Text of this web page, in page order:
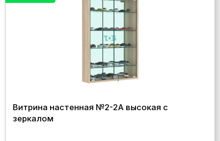
Витрина настенная №2-2А высокая с
зеркалом